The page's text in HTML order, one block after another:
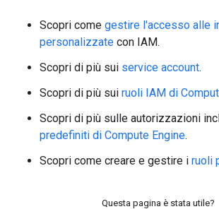
Scopri come gestire l'accesso alle
personalizzate con IAM.
Scopri di più sui service account.
Scopri di più sui ruoli IAM di
Scopri di più sulle autorizzazioni
predefiniti di Compute Engine.
Scopri come creare e gestire i ruoli
Questa pagina è stata utile?